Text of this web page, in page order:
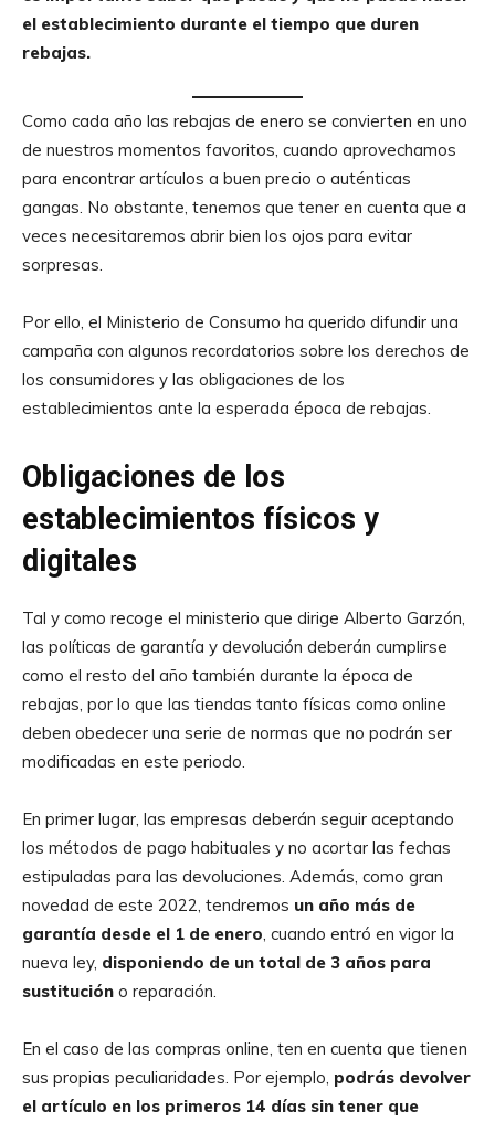
el establecimiento durante el tiempo que duren
rebajas.
Como cada año las rebajas de enero se convierten en uno
de nuestros momentos favoritos, cuando aprovechamos
para encontrar artículos a buen precio o auténticas
gangas. No obstante, tenemos que tener en cuenta que a
veces necesitaremos abrir bien los ojos para evitar
sorpresas.
Por ello, el Ministerio de Consumo ha querido difundir una
campaña con algunos recordatorios sobre los derechos de
los consumidores y las obligaciones de los
establecimientos ante la esperada época de rebajas.
Obligaciones de los
establecimientos físicos y
digitales
Tal y como recoge el ministerio que dirige Alberto Garzón,
las políticas de garantía y devolución deberán cumplirse
como el resto del año también durante la época de
rebajas, por lo que las tiendas tanto físicas como online
deben obedecer una serie de normas que no podrán ser
modificadas en este periodo.
En primer lugar, las empresas deberán seguir aceptando
los métodos de pago habituales y no acortar las fechas
estipuladas para las devoluciones. Además, como gran
novedad de este 2022, tendremos un año más de
garantía desde el 1 de enero, cuando entró en vigor la
nueva ley, disponiendo de un total de 3 años para
sustitución o reparación.
En el caso de las compras online, ten en cuenta que tienen
sus propias peculiaridades. Por ejemplo, podrás devolver
el artículo en los primeros 14 días sin tener que